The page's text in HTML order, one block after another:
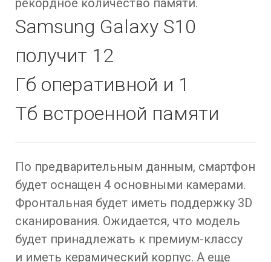
рекордное количество памяти.
Samsung Galaxy S10
получит 12
Гб оперативной и 1
Тб встроенной памяти
По предварительным данным, смартфон
будет оснащен 4 основными камерами.
Фронтальная будет иметь поддержку 3D
сканирования. Ожидается, что модель
будет принадлежать к премиум-классу
и иметь керамический корпус. А еще